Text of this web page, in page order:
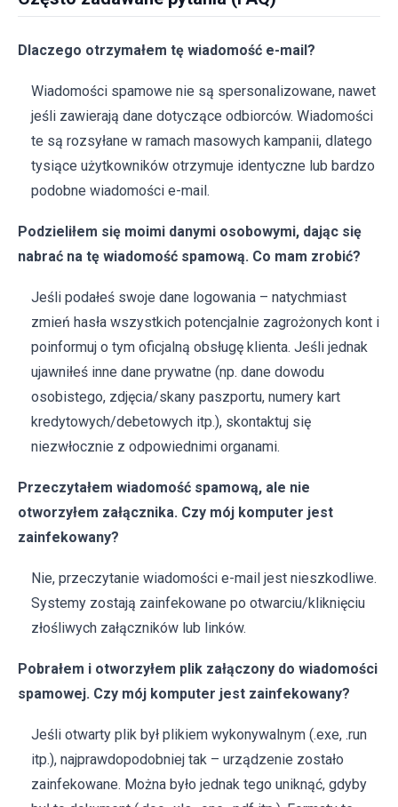
Dlaczego otrzymałem tę wiadomość e-mail?
Wiadomości spamowe nie są spersonalizowane, nawet
jeśli zawierają dane dotyczące odbiorców. Wiadomości
te są rozsyłane w ramach masowych kampanii, dlatego
tysiące użytkowników otrzymuje identyczne lub bardzo
podobne wiadomości e-mail.
Podzieliłem się moimi danymi osobowymi, dając się
nabrać na tę wiadomość spamową. Co mam zrobić?
Jeśli podałeś swoje dane logowania – natychmiast
zmień hasła wszystkich potencjalnie zagrożonych kont i
poinformuj o tym oficjalną obsługę klienta. Jeśli jednak
ujawniłeś inne dane prywatne (np. dane dowodu
osobistego, zdjęcia/skany paszportu, numery kart
kredytowych/debetowych itp.), skontaktuj się
niezwłocznie z odpowiednimi organami.
Przeczytałem wiadomość spamową, ale nie
otworzyłem załącznika. Czy mój komputer jest
zainfekowany?
Nie, przeczytanie wiadomości e-mail jest nieszkodliwe.
Systemy zostają zainfekowane po otwarciu/kliknięciu
złośliwych załączników lub linków.
Pobrałem i otworzyłem plik załączony do wiadomości
spamowej. Czy mój komputer jest zainfekowany?
Jeśli otwarty plik był plikiem wykonywalnym (.exe, .run
itp.), najprawdopodobniej tak – urządzenie zostało
zainfekowane. Można było jednak tego uniknąć, gdyby